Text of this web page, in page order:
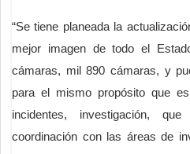
“Se tiene planeada la
mejor imagen de todo el
cámaras, mil 890 cámaras, y
para el mismo propósito que
incidentes, investigación,
coordinación con las áreas de